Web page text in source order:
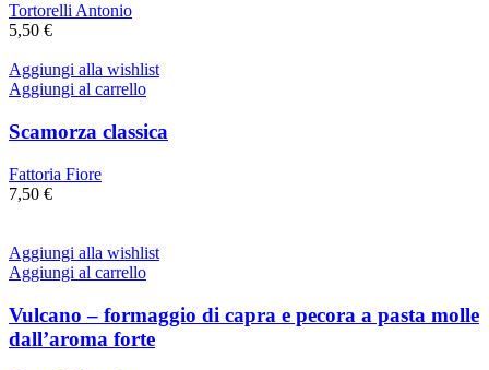
Tortorelli Antonio
5,50 €
Aggiungi alla wishlist
Aggiungi al carrello
Scamorza classica
Fattoria Fiore
7,50 €
Aggiungi alla wishlist
Aggiungi al carrello
Vulcano – formaggio di capra e pecora a pasta molle
dall’aroma forte